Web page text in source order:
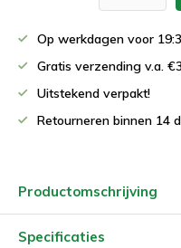
Op werkdagen voor
Gratis verzending v.a.
Uitstekend verpakt!
Retourneren binnen 14
Productomschrijving
Specificaties